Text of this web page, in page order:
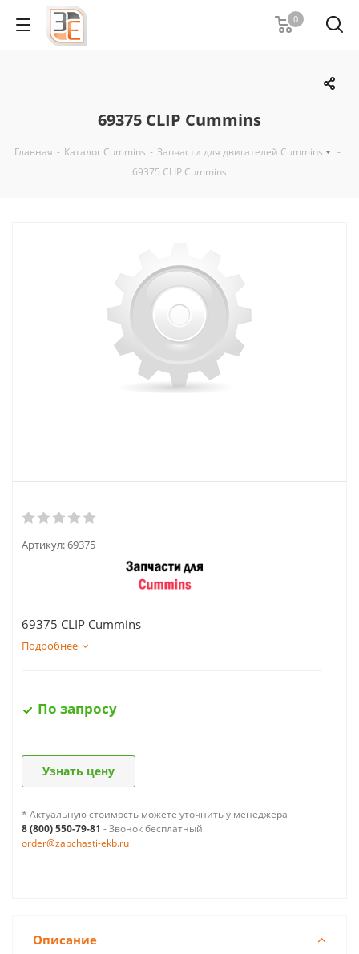
0
69375 CLIP Cummins
Главная - Каталог Cummins - Запчасти для двигателей Cummins
-
69375 CLIP Cummins
Артикул:69375
69375 CLIP Cummins
Подробнее
По запросу
Узнать цену
* Актуальную стоимость можете уточнить у менеджера
8 (800) 550-79-81 - Звонок бесплатный
order@zapchasti-ekb.ru
Описание